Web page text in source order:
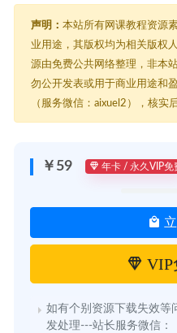
声明： 本站所有网课教程资源
业用途，其版权均为相关版权
源由免费公共网络整理，非本
勿公开发表或用于商业用途和
（服务微信：aixuel2），核实
￥59 年卡 / 永久VIP免
VIP
如有个别资源下载失效等
发处理---站长服务微信：